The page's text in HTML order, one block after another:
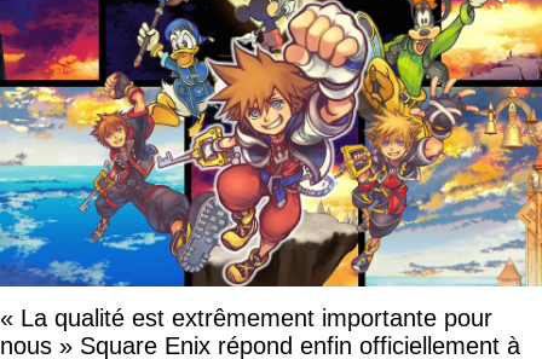
« La qualité est extrêmement importante pour
nous » Square Enix répond enfin officiellement à